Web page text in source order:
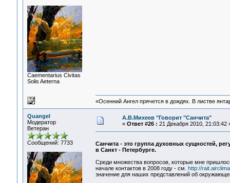
Сaementarius Civitas
Solis Aeterna
«Осенний Ангел прячется в дождях. В листве
Quangel
Модератор
Ветеран
Сообщений: 7733
А.В.Михеев "Говорит "Санчита"
« Ответ #26 : 21 Декабря 2010, 21:03:42
Санчита - это группа духовных сущностей,
в Санкт - Петербурге.
Среди множества вопросов, которые мне
начале контактов в 2008 году - см.
http://
значение для наших представлений об